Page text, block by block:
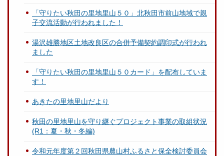
「守りたい秋田の里地里山５０」北秋田市前山地域で親
子交流活動が行われました！
湯沢雄勝地区土地改良区の合併予備契約調印式が行われ
ました
「守りたい秋田の里地里山５０カード」を配布していま
す！
あきたの里地里山だより
秋田の里地里山を守り継ぐプロジェクト事業の取組状況
(R1：夏・秋・冬編)
令和元年度第２回秋田県農山村ふるさと保全検討委員会